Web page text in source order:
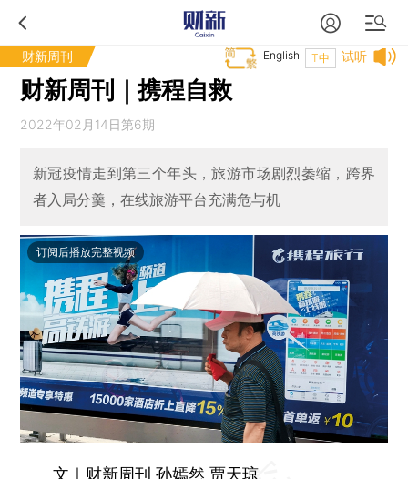
财新周刊 试听
T中
English
财新周刊｜携程自救
2022年02月14日第6期
新冠疫情走到第三个年头，旅游市场剧烈萎缩，跨界
者入局分羹，在线旅游平台充满危与机
订阅后播放完整视频
文｜财新周刊 孙嫣然 贾天琼